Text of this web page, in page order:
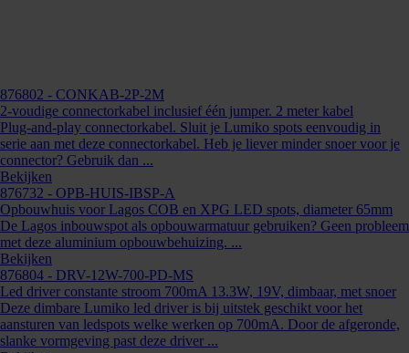
876802 - CONKAB-2P-2M
2-voudige connectorkabel inclusief één jumper. 2 meter kabel
Plug-and-play connectorkabel. Sluit je Lumiko spots eenvoudig in
serie aan met deze connectorkabel. Heb je liever minder snoer voor je
connector? Gebruik dan ...
Bekijken
876732 - OPB-HUIS-IBSP-A
Opbouwhuis voor Lagos COB en XPG LED spots, diameter 65mm
De Lagos inbouwspot als opbouwarmatuur gebruiken? Geen probleem
met deze aluminium opbouwbehuizing. ...
Bekijken
876804 - DRV-12W-700-PD-MS
Led driver constante stroom 700mA 13.3W, 19V, dimbaar, met snoer
Deze dimbare Lumiko led driver is bij uitstek geschikt voor het
aansturen van ledspots welke werken op 700mA. Door de afgeronde,
slanke vormgeving past deze driver ...
Kunnen we je ergens mee helpen?
Neem dan contact op +31 88 002 33
00 of info@lumiko.nl